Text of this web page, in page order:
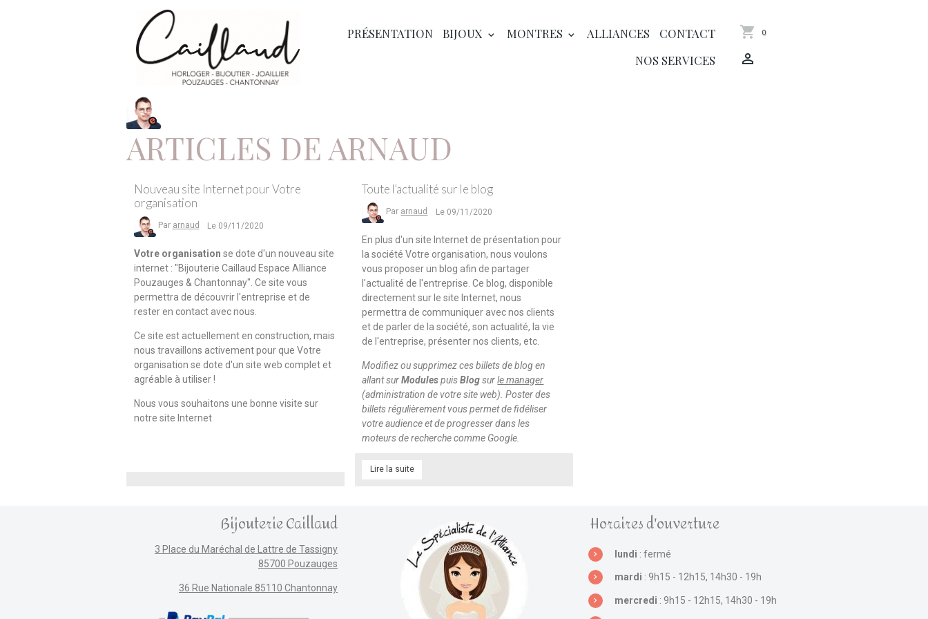
PRÉSENTATION BIJOUX MONTRES ALLIANCES
CONTACT
NOS SERVICES
0
ARTICLES DE ARNAUD
Nouveau site Internet pour Votre
organisation
Par arnaud Le 09/11/2020
Votre organisation se dote d'un nouveau site
internet : "Bijouterie Caillaud Espace Alliance
Pouzauges & Chantonnay". Ce site vous
permettra de découvrir l'entreprise et de
rester en contact avec nous.
Ce site est actuellement en construction, mais
nous travaillons activement pour que Votre
organisation se dote d'un site web complet et
agréable à utiliser !
Nous vous souhaitons une bonne visite sur
notre site Internet
Toute l'actualité sur le blog
Par arnaud Le 09/11/2020
En plus d'un site Internet de présentation pour
la société Votre organisation, nous voulons
vous proposer un blog afin de partager
l'actualité de l'entreprise. Ce blog, disponible
directement sur le site Internet, nous
permettra de communiquer avec nos clients
et de parler de la société, son actualité, la vie
de l'entreprise, présenter nos clients, etc.
Modifiez ou supprimez ces billets de blog en
allant surModulespuisBlogsurle manager
(administration de votre site web). Poster des
billets régulièrement vous permet de fidéliser
votre audience et de progresser dans les
moteurs de recherche comme Google.
Lire la suite
Bijouterie Caillaud
3 Place du Maréchal de Lattre de Tassigny
85700 Pouzauges
36 Rue Nationale 85110 Chantonnay
Horaires d'ouverture
lundi : fermé
mardi : 9h15 - 12h15, 14h30 - 19h
mercredi : 9h15 - 12h15, 14h30 - 19h